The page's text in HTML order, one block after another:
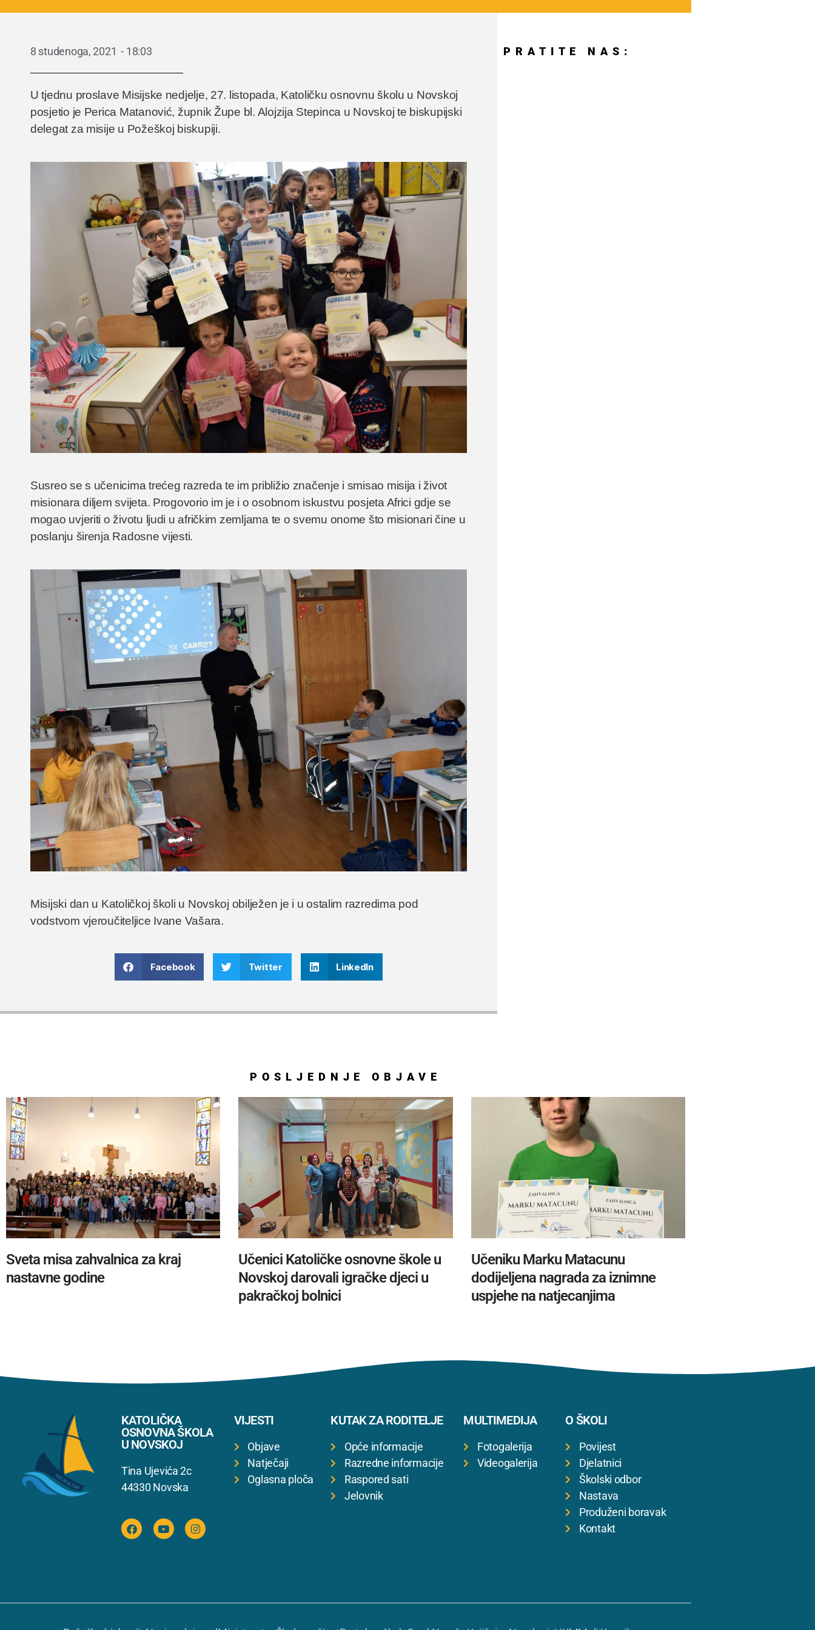
8 studenoga, 2021 - 18:03
U tjednu proslave Misijske nedjelje, 27. listopada, Katoličku osnovnu školu u Novskoj
posjetio je Perica Matanović, župnik Župe bl. Alojzija Stepinca u Novskoj te biskupijski
delegat za misije u Požeškoj biskupiji.
Susreo se s učenicima trećeg razreda te im približio značenje i smisao misija i život
misionara diljem svijeta. Progovorio im je i o osobnom iskustvu posjeta Africi gdje se
mogao uvjeriti o životu ljudi u afričkim zemljama te o svemu onome što misionari čine u
poslanju širenja Radosne vijesti.
Misijski dan u Katoličkoj školi u Novskoj obilježen je i u ostalim razredima pod
vodstvom vjeroučiteljice Ivane Vašara.
Facebook Twitter LinkedIn
PRATITE NAS:
POSLJEDNJE OBJAVE
Sveta misa zahvalnica za kraj
nastavne godine
Učenici Katoličke osnovne škole u
Novskoj darovali igračke djeci u
pakračkoj bolnici
Učeniku Marku Matacunu
dodijeljena nagrada za iznimne
uspjehe na natjecanjima
KATOLIČKA
OSNOVNA ŠKOLA
U NOVSKOJ
Tina Ujevića 2c
44330 Novska
VIJESTI
Objave
Natječaji
Oglasna ploča
KUTAK ZA RODITELJE
Opće informacije
Razredne informacije
Raspored sati
Jelovnik
MULTIMEDIJA
Fotogalerija
Videogalerija
O ŠKOLI
Povijest
Djelatnici
Školski odbor
Nastava
Produženi boravak
Kontakt